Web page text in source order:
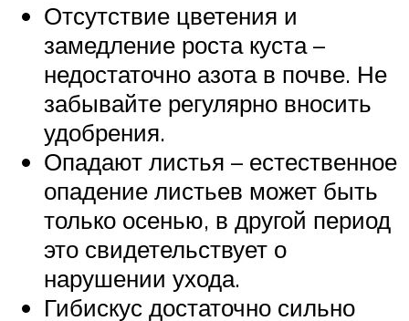
Отсутствие цветения и
замедление роста куста –
недостаточно азота в почве. Не
забывайте регулярно вносить
удобрения.
Опадают листья – естественное
опадение листьев может быть
только осенью, в другой период
это свидетельствует о
нарушении ухода.
Гибискус достаточно сильно